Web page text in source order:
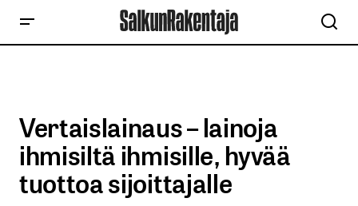
Vertaislainaus – lainoja
ihmisiltä ihmisille, hyvää
tuottoa sijoittajalle